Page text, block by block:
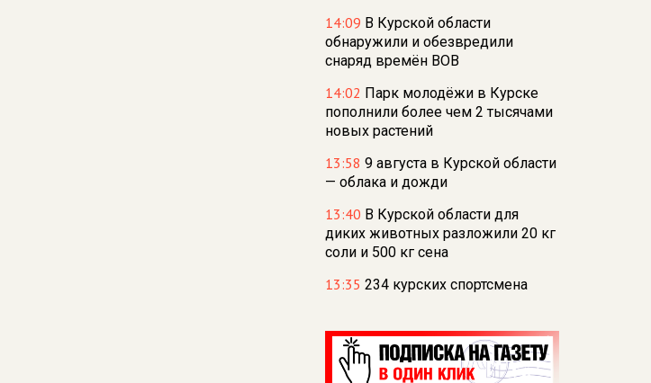
14:09 В Курской области
обнаружили и обезвредили
снаряд времён ВОВ
14:02 Парк молодёжи в Курске
пополнили более чем 2 тысячами
новых растений
13:58 9 августа в Курской области
— облака и дожди
13:40 В Курской области для
диких животных разложили 20 кг
соли и 500 кг сена
13:35 234 курских спортсмена
13:31В Курске и Железногорске
прошли баскетбольные